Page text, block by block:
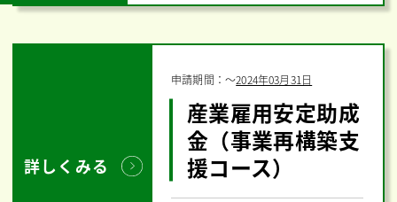
詳しくみる
申請期間：〜2024年03月31日
産業雇用安定助成
金（事業再構築支
援コース）